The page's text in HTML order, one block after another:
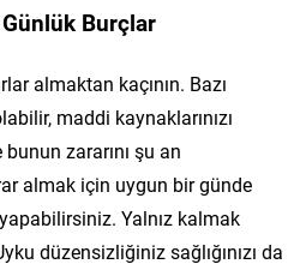
Burçlar
almaktan kaçının. Bazı
maddi kaynaklarınızı
zararını şu an
almak için uygun bir günde
Yalnız kalmak
düzensizliğiniz sağlığınızı da